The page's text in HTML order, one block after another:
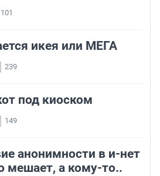
101
икея или МЕГА
239
под киоском
149
анонимности в и-нет
мешает, а кому-то..